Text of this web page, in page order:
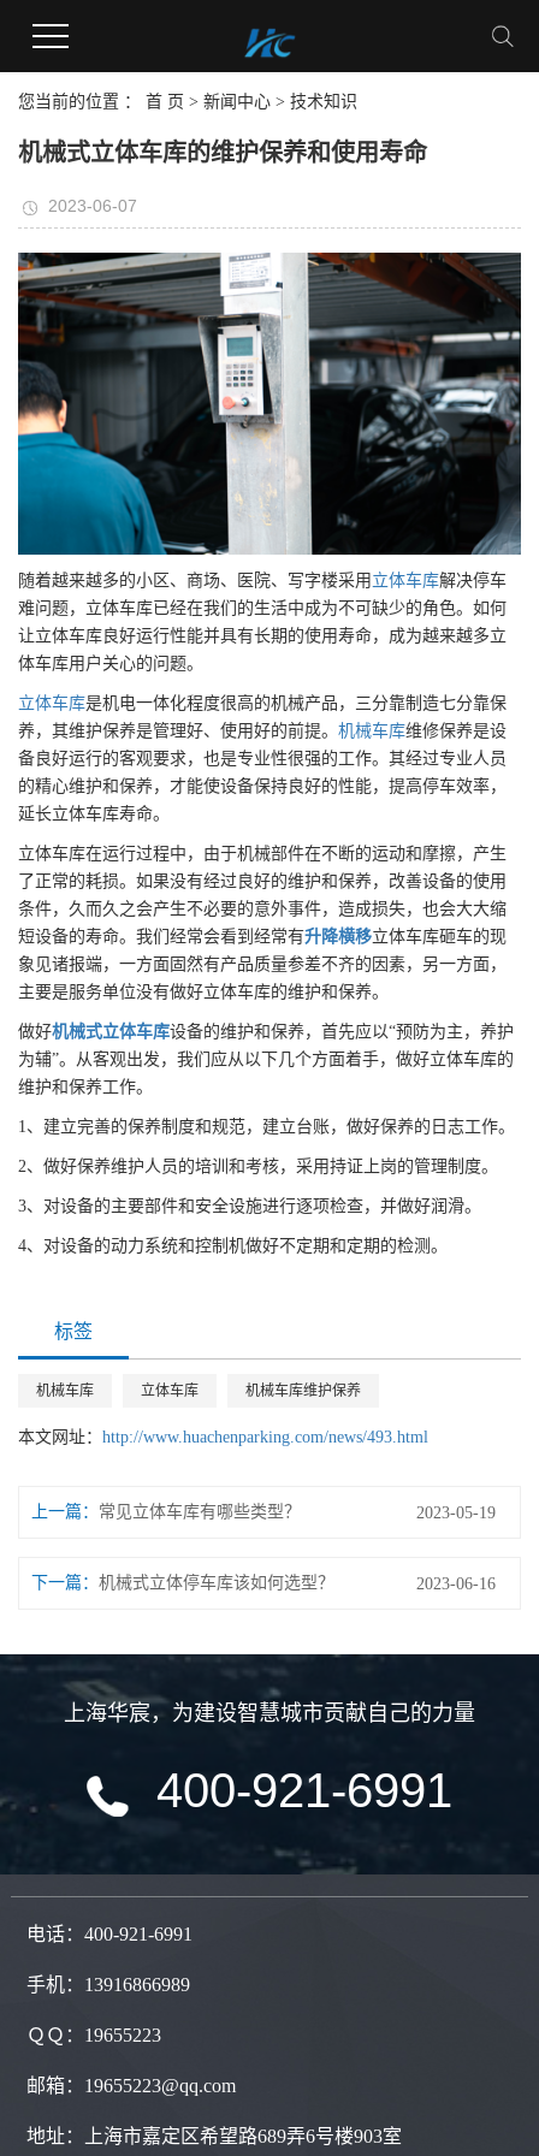
您当前的位置 ： 首 页 > 新闻中心 > 技术知识
机械式立体车库的维护保养和使用寿命
2023-06-07
随着越来越多的小区、商场、医院、写字楼采用 立体车库解决停车
难问题，立体车库已经在我们的生活中成为不可缺少的角色。如何
让立体车库良好运行性能并具有长期的使用寿命，成为越来越多立
体车库用户关心的问题。
立体车库是机电一体化程度很高的机械产品，三分靠制造七分靠保
养，其维护保养是管理好、使用好的前提。 机械车库维修保养是设
备良好运行的客观要求，也是专业性很强的工作。其经过专业人员
的精心维护和保养，才能使设备保持良好的性能，提高停车效率，
延长立体车库寿命。
立体车库在运行过程中，由于机械部件在不断的运动和摩擦，产生
了正常的耗损。如果没有经过良好的维护和保养，改善设备的使用
条件，久而久之会产生不必要的意外事件，造成损失，也会大大缩
短设备的寿命。我们经常会看到经常有升降横移立体车库砸车的现
象见诸报端，一方面固然有产品质量参差不齐的因素，另一方面，
主要是服务单位没有做好立体车库的维护和保养。
做好机械式立体车库设备的维护和保养，首先应以“预防为主，养护
为辅”。从客观出发，我们应从以下几个方面着手，做好立体车库的
维护和保养工作。
1、建立完善的保养制度和规范，建立台账，做好保养的日志工作。
2、做好保养维护人员的培训和考核，采用持证上岗的管理制度。
3、对设备的主要部件和安全设施进行逐项检查，并做好润滑。
4、对设备的动力系统和控制机做好不定期和定期的检测。
标签
机械车库 立体车库 机械车库维护保养
本文网址： http://www.huachenparking.com/news/493.html
上一篇： 常见立体车库有哪些类型？ 2023-05-19
下一篇： 机械式立体停车库该如何选型？ 2023-06-16
上海华宸 ， 为建设智慧城市贡献自己的力量
400-921-6991
电话：400-921-6991
手机：13916866989
ＱＱ： 19655223
邮箱：19655223@qq.com
地址： 上海市嘉定区希望路689弄6号楼903室